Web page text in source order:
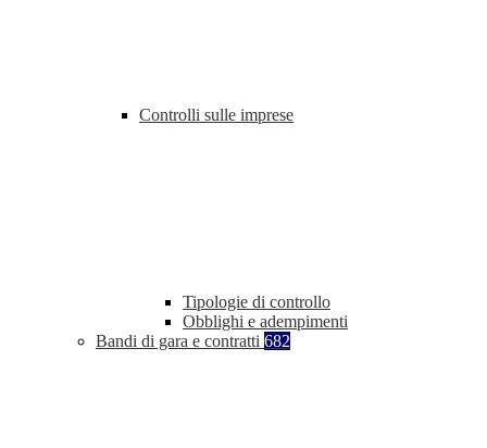
Controlli sulle imprese
Tipologie di controllo
Obblighi e adempimenti
Bandi di gara e contratti 682